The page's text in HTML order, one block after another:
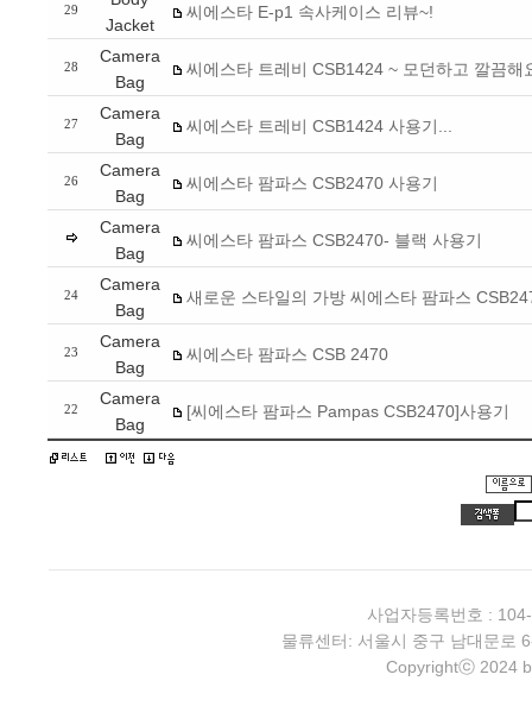
29
Jacket
씨에스타 E-p1 속사케이스 리뷰~!
28
Camera
Bag
씨에스타 트레비 CSB1424 ~ 모던하고 깔끔해
27
Camera
Bag
씨에스타 트레비 CSB1424 사용기...
26
Camera
Bag
씨에스타 팜파스 CSB2470 사용기
Camera
Bag
씨에스타 팜파스 CSB2470- 블랙 사용기
24
Camera
Bag
새로운 스타일의 가방 씨에스타 팜파스
23
Camera
Bag
씨에스타 팜파스 CSB 2470
22
Camera
Bag
[씨에스타 팜파스 Pampas CSB2470]사용기
사업자등록번호 :
물류센터: 서울시 중구 남대문로
Copyrightⓒ 2024